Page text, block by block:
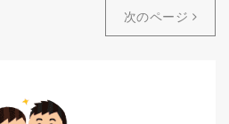
次のページ